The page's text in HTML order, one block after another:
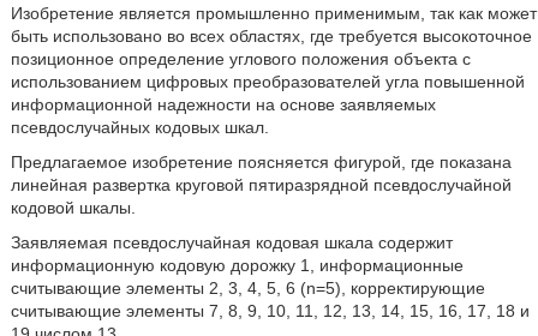
Изобретение является промышленно применимым, так как может
быть использовано во всех областях, где требуется высокоточное
позиционное определение углового положения объекта с
использованием цифровых преобразователей угла повышенной
информационной надежности на основе заявляемых
псевдослучайных кодовых шкал.
Предлагаемое изобретение поясняется фигурой, где показана
линейная развертка круговой пятиразрядной псевдослучайной
кодовой шкалы.
Заявляемая псевдослучайная кодовая шкала содержит
информационную кодовую дорожку 1, информационные
считывающие элементы 2, 3, 4, 5, 6 (n=5), корректирующие
считывающие элементы 7, 8, 9, 10, 11, 12, 13, 14, 15, 16, 17, 18 и